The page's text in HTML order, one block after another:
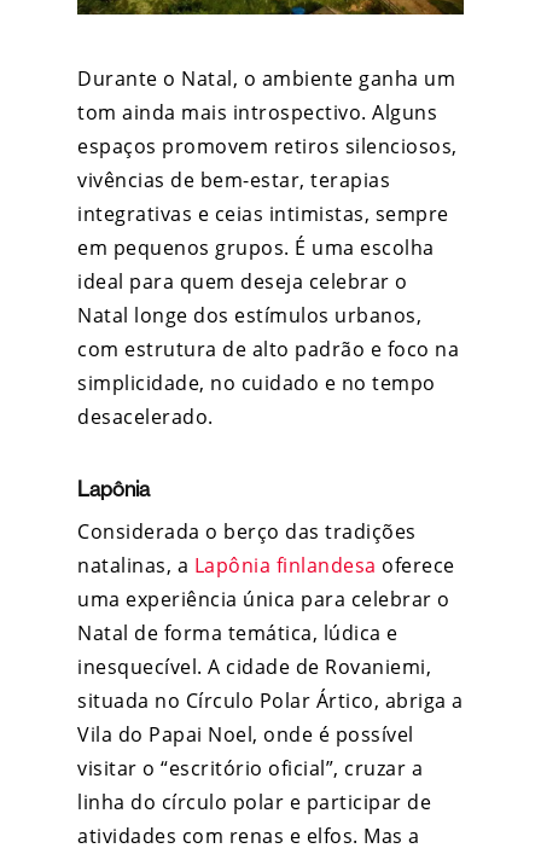
Durante o Natal, o ambiente ganha um
tom ainda mais introspectivo. Alguns
espaços promovem retiros silenciosos,
vivências de bem-estar, terapias
integrativas e ceias intimistas, sempre
em pequenos grupos. É uma escolha
ideal para quem deseja celebrar o
Natal longe dos estímulos urbanos,
com estrutura de alto padrão e foco na
simplicidade, no cuidado e no tempo
desacelerado.
Lapônia
Considerada o berço das tradições
natalinas, a Lapônia finlandesa oferece
uma experiência única para celebrar o
Natal de forma temática, lúdica e
inesquecível. A cidade de Rovaniemi,
situada no Círculo Polar Ártico, abriga a
Vila do Papai Noel, onde é possível
visitar o “escritório oficial”, cruzar a
linha do círculo polar e participar de
atividades com renas e elfos. Mas a